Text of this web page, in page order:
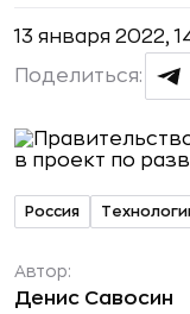
13 января 2022,
Поделиться:
Россия
Автор:
Денис Савосин